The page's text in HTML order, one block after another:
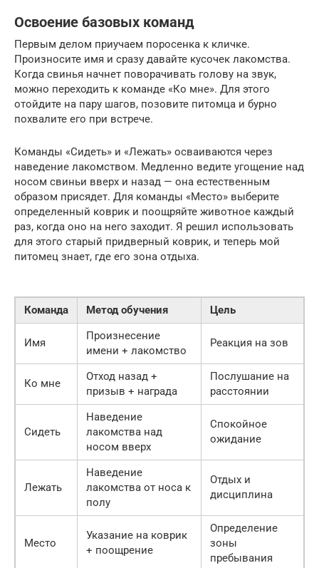
Освоение базовых команд
Первым делом приучаем поросенка к кличке.
Произносите имя и сразу давайте кусочек лакомства.
Когда свинья начнет поворачивать голову на звук,
можно переходить к команде «Ко мне». Для этого
отойдите на пару шагов, позовите питомца и бурно
похвалите его при встрече.
Команды «Сидеть» и «Лежать» осваиваются через
наведение лакомством. Медленно ведите угощение над
носом свиньи вверх и назад — она естественным
образом присядет. Для команды «Место» выберите
определенный коврик и поощряйте животное каждый
раз, когда оно на него заходит. Я решил использовать
для этого старый придверный коврик, и теперь мой
питомец знает, где его зона отдыха.
Команда Метод обучения Цель
Имя
Произнесение
имени + лакомство
Реакция на зов
Ко мне
Отход назад +
призыв + награда
Послушание на
расстоянии
Сидеть
Наведение
лакомства над
носом вверх
Спокойное
ожидание
Лежать
Наведение
лакомства от носа к
полу
Отдых и
дисциплина
Место
Указание на коврик
+ поощрение
Определение
зоны
пребывания